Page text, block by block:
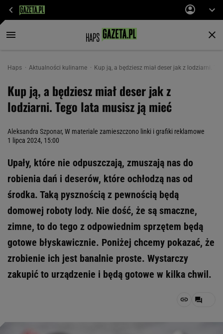
Haps Aktualności kulinarne Kup ją, a będziesz miał deser jak z lodziarni.
Kup ją, a będziesz miał deser jak z
lodziarni. Tego lata musisz ją mieć
Aleksandra Szponar, W materiale zamieszczono linki i grafiki reklamowe
1 lipca 2024, 15:00
Upały, które nie odpuszczają, zmuszają nas do
robienia dań i deserów, które ochłodzą nas od
środka. Taką pysznością z pewnością będą
domowej roboty lody. Nie dość, że są smaczne,
zimne, to do tego z odpowiednim sprzętem będą
gotowe błyskawicznie. Poniżej chcemy pokazać, że
zrobienie ich jest banalnie proste. Wystarczy
zakupić to urządzenie i będą gotowe w kilka chwil.